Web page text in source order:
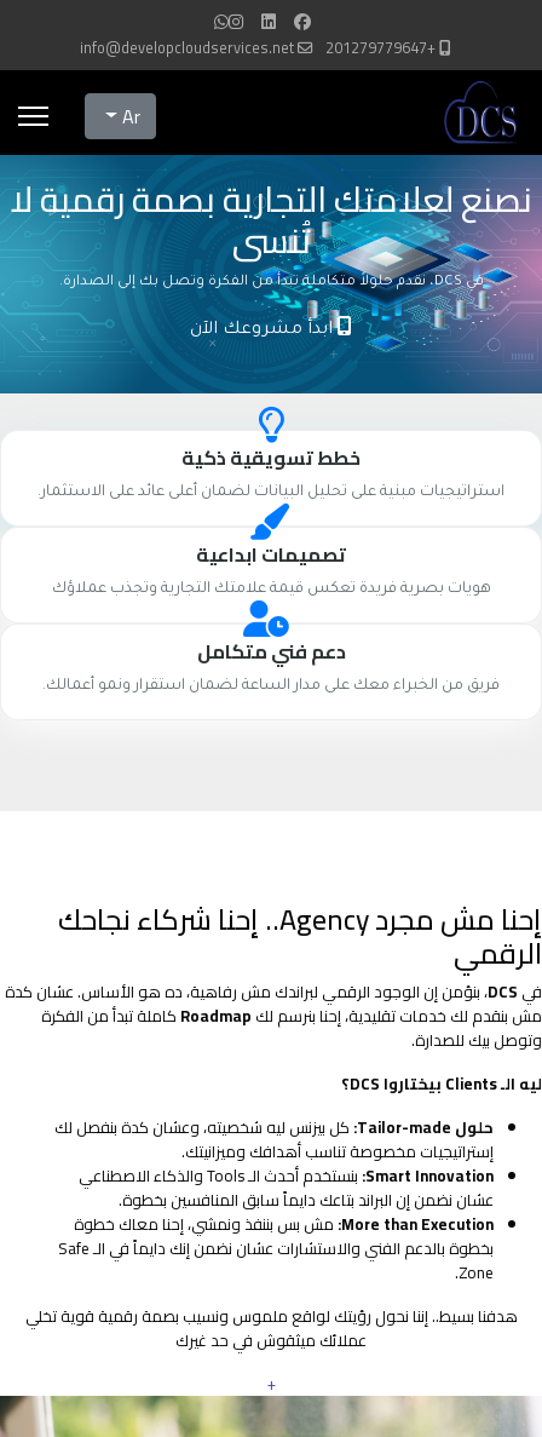
+201279779647
info@developcloudservices.net
Select your language
Ar
نصنع لعلامتك التجارية بصمة رقمية لا
تُنسى
في DCS، نقدم حلولاً متكاملة تبدأ من الفكرة وتصل بك إلى الصدارة.
ابدأ مشروعك الآن
خطط تسويقية ذكية
استراتيجيات مبنية على تحليل البيانات لضمان أعلى عائد على الاستثمار.
تصميمات ابداعية
هويات بصرية فريدة تعكس قيمة علامتك التجارية وتجذب عملاؤك
دعم فني متكامل
فريق من الخبراء معك على مدار الساعة لضمان استقرار ونمو أعمالك.
إحنا مش مجرد Agency.. إحنا شركاء نجاحك
الرقمي
في DCS، بنؤمن إن الوجود الرقمي لبراندك مش رفاهية، ده هو الأساس. عشان كدة
مش بنقدم لك خدمات تقليدية، إحنا بنرسم لك Roadmap كاملة تبدأ من الفكرة
وتوصل بيك للصدارة.
ليه الـ Clients بيختاروا DCS؟
حلول Tailor-made:
كل بيزنس ليه شخصيته، وعشان كدة بنفصل لك
إستراتيجيات مخصوصة تناسب أهدافك وميزانيتك.
Smart Innovation:
بنستخدم أحدث الـ Tools والذكاء الاصطناعي
عشان نضمن إن البراند بتاعك دايماً سابق المنافسين بخطوة.
More than Execution: مش بس بننفذ ونمشي، إحنا معاك خطوة
بخطوة بالدعم الفني والاستشارات عشان نضمن إنك دايماً في الـ Safe
Zone.
هدفنا بسيط.. إننا نحول رؤيتك لواقع ملموس ونسيب بصمة رقمية قوية تخلي
عملائك ميثقوش في حد غيرك
+